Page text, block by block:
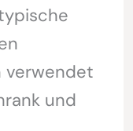
verwendet
und